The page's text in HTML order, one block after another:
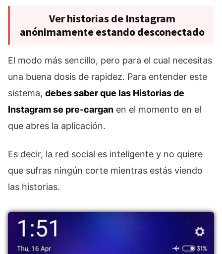
Ver historias de Instagram
anónimamente estando desconectado
El modo más sencillo, pero para el cual necesitas
una buena dosis de rapidez. Para entender este
sistema, debes saber que las Historias de
Instagram se pre-cargan en el momento en el
que abres la aplicación.
Es decir, la red social es inteligente y no quiere
que sufras ningún corte mientras estás viendo
las historias.